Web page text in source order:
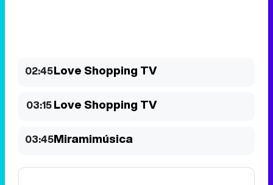
02:45Love Shopping TV
03:15Love Shopping TV
03:45Miramimúsica